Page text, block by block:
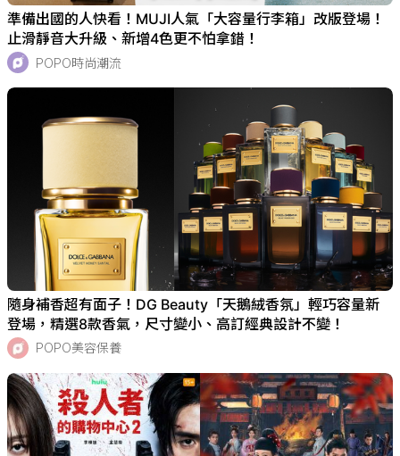
準備出國的人快看！MUJI人氣「大容量行李箱」改版登場！
止滑靜音大升級、新增4色更不怕拿錯！
POPO時尚潮流
隨身補香超有面子！DG Beauty「天鵝絨香氛」輕巧容量新
登場，精選8款香氣，尺寸變小、高訂經典設計不變！
POPO美容保養